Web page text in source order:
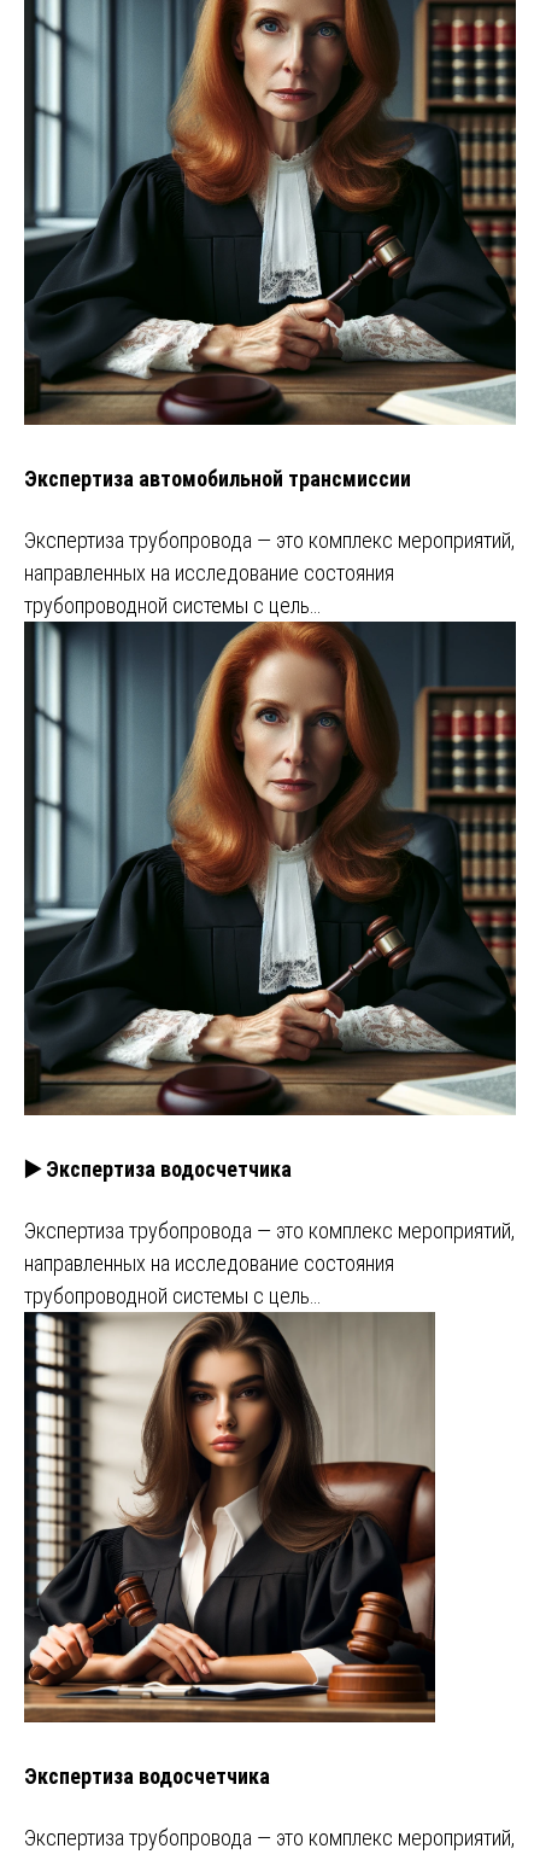
Экспертиза автомобильной трансмиссии
Экспертиза трубопровода — это комплекс мероприятий,
направленных на исследование состояния
трубопроводной системы с цель…
▶️ Экспертиза водосчетчика
Экспертиза трубопровода — это комплекс мероприятий,
направленных на исследование состояния
трубопроводной системы с цель…
Экспертиза водосчетчика
Экспертиза трубопровода — это комплекс мероприятий,